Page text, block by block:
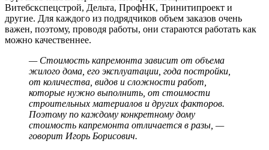
Витебскспецстрой, Дельта, ПрофНК, Тринитипроект и
другие. Для каждого из подрядчиков объем заказов очень
важен, поэтому, проводя работы, они стараются работать как
можно качественнее.
— Стоимость капремонта зависит от объема
жилого дома, его эксплуатации, года постройки,
от количества, видов и сложности работ,
которые нужно выполнить, от стоимости
строительных материалов и других факторов.
Поэтому по каждому конкретному дому
стоимость капремонта отличается в разы, —
говорит Игорь Борисович.